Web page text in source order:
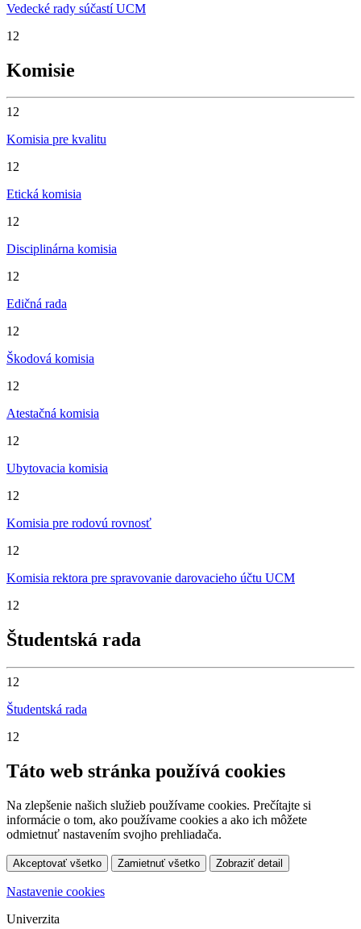
Vedecké rady súčastí UCM
12
Komisie
12
Komisia pre kvalitu
12
Etická komisia
12
Disciplinárna komisia
12
Edičná rada
12
Škodová komisia
12
Atestačná komisia
12
Ubytovacia komisia
12
Komisia pre rodovú rovnosť
12
Komisia rektora pre spravovanie darovacieho účtu UCM
12
Študentská rada
12
Študentská rada
12
Táto web stránka používá cookies
Na zlepšenie našich služieb používame cookies. Prečítajte si
informácie o tom, ako používame cookies a ako ich môžete
odmietnuť nastavením svojho prehliadača.
Akceptovať všetko Zamietnuť všetko Zobraziť detail
Nastavenie cookies
Univerzita